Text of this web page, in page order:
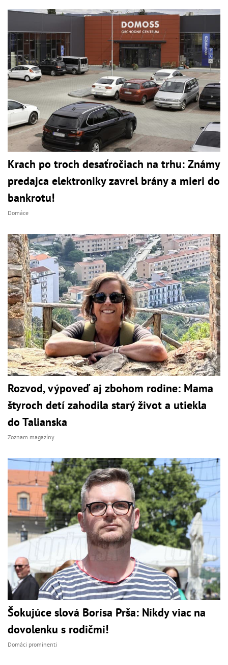
Krach po troch desaťročiach na trhu: Známy
predajca elektroniky zavrel brány a mieri do
bankrotu!
Domáce
Rozvod, výpoveď aj zbohom rodine: Mama
štyroch detí zahodila starý život a utiekla
do Talianska
Zoznam magazíny
Šokujúce slová Borisa Prša: Nikdy viac na
dovolenku s rodičmi!
Domáci prominenti